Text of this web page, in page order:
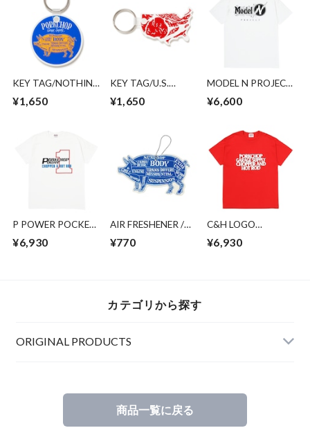
KEY TAG/NOTHING
¥1,650
KEY TAG/U.S.
¥1,650
MODEL N PROJECT
¥6,600
P POWER POCKET
¥6,930
AIR FRESHENER /
¥770
C&H LOGO
¥6,930
カテゴリから探す
ORIGINAL PRODUCTS
商品一覧に戻る